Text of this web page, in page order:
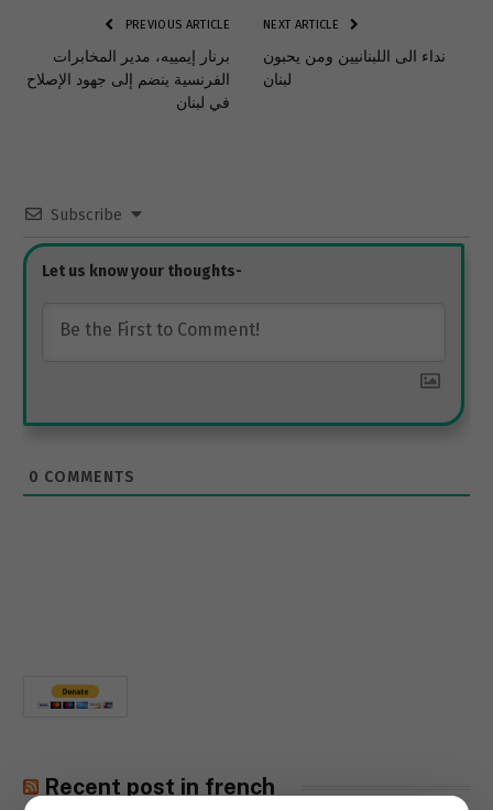
PREVIOUS ARTICLE
برنار إيمييه، مدير المخابرات
الفرنسية ينضم إلى جهود الإصلاح
في لبنان
NEXT ARTICLE
نداء الى اللبنانيين ومن يحبون
لبنان
Subscribe
0 COMMENTS
Recent post in french